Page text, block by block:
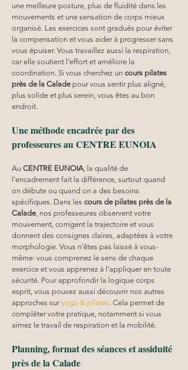
une meilleure posture, plus de fluidité dans les
mouvements et une sensation de corps mieux
organisé. Les exercices sont gradués pour éviter
la compensation et vous aider à progresser sans
vous épuiser. Vous travaillez aussi la respiration,
car elle soutient l’effort et améliore la
coordination. Si vous cherchez un cours pilates
près de la Calade pour vous sentir plus aligné,
plus solide et plus serein, vous êtes au bon
endroit.
Une méthode encadrée par des
professeures au CENTRE EUNOIA
Au CENTRE EUNOIA , la qualité de
l’encadrement fait la différence, surtout quand
on débute ou quand on a des besoins
spécifiques. Dans les cours de pilates près de la
Calade , nos professeures observent votre
mouvement, corrigent la trajectoire et vous
donnent des consignes claires, adaptées à votre
morphologie. Vous n’êtes pas laissé à vous-
même: vous comprenez le sens de chaque
exercice et vous apprenez à l’appliquer en toute
sécurité. Pour approfondir la logique corps
esprit, vous pouvez aussi découvrir nos autres
approches sur yoga & pilates. Cela permet de
compléter votre pratique, notamment si vous
aimez le travail de respiration et la mobilité.
Planning, format des séances et assiduité
près de la Calade